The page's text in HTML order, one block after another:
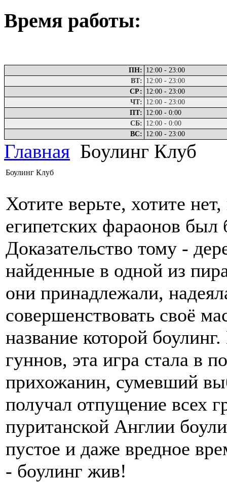
Bремя работы:
ПН: 12:00 - 23:00
ВТ: 12:00 - 23:00
СР: 12:00 - 23:00
ЧТ: 12:00 - 23:00
ПТ: 12:00 - 0:00
СБ: 12:00 - 0:00
ВС: 12:00 - 23:00
Главная Боулинг Клуб
Боулинг Клуб
Хотите верьте, хотите
египетских фараонов был
Доказательство тому -
найденные в одной из
они принадлежали,
совершенствовать своё
название которой
гуннов, эта игра стала в
прихожанин, сумевший
получал отпущение всех
пуританской Англии
пустое и даже вредное
- боулинг жив!